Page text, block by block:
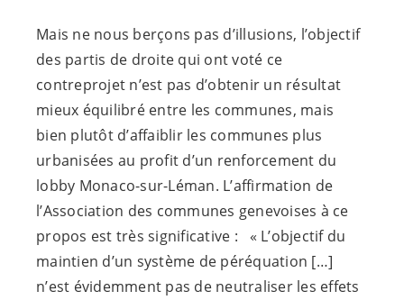
Mais ne nous berçons pas d’illusions, l’objectif
des partis de droite qui ont voté ce
contreprojet n’est pas d’obtenir un résultat
mieux équilibré entre les communes, mais
bien plutôt d’affaiblir les communes plus
urbanisées au profit d’un renforcement du
lobby Monaco-sur-Léman. L’affirmation de
l’Association des communes genevoises à ce
propos est très significative : « L’objectif du
maintien d’un système de péréquation […]
n’est évidemment pas de neutraliser les effets